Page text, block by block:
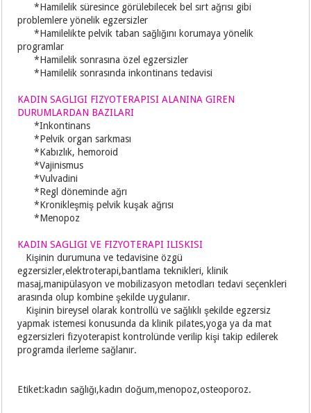
*Hamilelik süresince görülebilecek bel sırt ağrısı gibi
problemlere yönelik egzersizler
*Hamilelikte pelvik taban sağlığını korumaya yönelik
programlar
*Hamilelik sonrasına özel egzersizler
*Hamilelik sonrasında inkontinans tedavisi
KADIN SAGLIGI FIZYOTERAPISI ALANINA GIREN
DURUMLARDAN BAZILARI
*Inkontinans
*Pelvik organ sarkması
*Kabızlık, hemoroid
*Vajinismus
*Vulvadini
*Regl döneminde ağrı
*Kronikleşmiş pelvik kuşak ağrısı
*Menopoz
KADIN SAGLIGI VE FIZYOTERAPI ILISKISI
Kişinin durumuna ve tedavisine özgü
egzersizler,elektroterapi,bantlama teknikleri, klinik
masaj,manipülasyon ve mobilizasyon metodları tedavi seçenkleri
arasında olup kombine şekilde uygulanır.
Kişinin bireysel olarak kontrollü ve sağlıklı şekilde egzersiz
yapmak istemesi konusunda da klinik pilates,yoga ya da mat
egzersizleri fizyoterapist kontrolünde verilip kişi takip edilerek
programda ilerleme sağlanır.
Etiket:kadın sağlığı,kadın doğum,menopoz,osteoporoz.